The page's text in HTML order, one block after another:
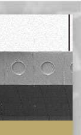
Skip
content